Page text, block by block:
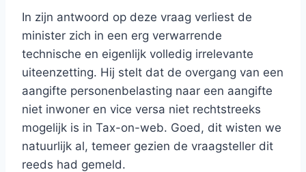
In zijn antwoord op deze vraag verliest de
minister zich in een erg verwarrende
technische en eigenlijk volledig irrelevante
uiteenzetting. Hij stelt dat de overgang van een
aangifte personenbelasting naar een aangifte
niet inwoner en vice versa niet rechtstreeks
mogelijk is in Tax-on-web. Goed, dit wisten we
natuurlijk al, temeer gezien de vraagsteller dit
reeds had gemeld.